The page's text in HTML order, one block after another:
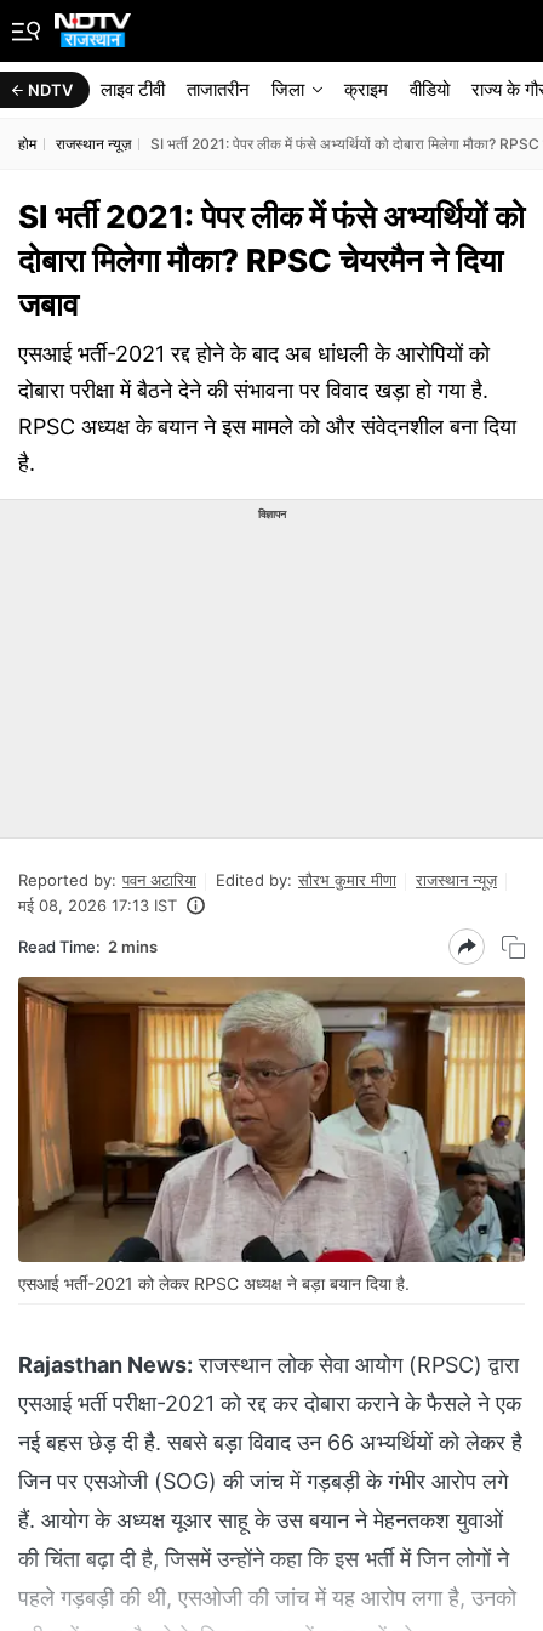
NDTV लाइव टीवी ताजातरीन जिला क्राइम वीडियो राज्‍य के
होम राजस्थान न्यूज़ SI भर्ती 2021: पेपर लीक में फंसे अभ्यर्थियों को दोबारा मिलेगा मौका?
SI भर्ती 2021: पेपर लीक में फंसे अभ्यर्थियों को
दोबारा मिलेगा मौका? RPSC चेयरमैन ने दिया
जबाव
एसआई भर्ती-2021 रद्द होने के बाद अब धांधली के आरोपियों को
दोबारा परीक्षा में बैठने देने की संभावना पर विवाद खड़ा हो गया है.
RPSC अध्यक्ष के बयान ने इस मामले को और संवेदनशील बना दिया
है.
विज्ञापन
Reported by: पवन अटारिया Edited by: सौरभ कुमार मीणा
राजस्थान न्यूज़
मई 08, 2026 17:13 IST
Read Time: 2 mins
एसआई भर्ती-2021 को लेकर RPSC अध्यक्ष ने बड़ा बयान दिया है.
Rajasthan News: राजस्थान लोक सेवा आयोग (RPSC) द्वारा
एसआई भर्ती परीक्षा-2021 को रद्द कर दोबारा कराने के फैसले ने एक
नई बहस छेड़ दी है. सबसे बड़ा विवाद उन 66 अभ्यर्थियों को लेकर है
जिन पर एसओजी (SOG) की जांच में गड़बड़ी के गंभीर आरोप लगे
हैं. आयोग के अध्यक्ष यूआर साहू के उस बयान ने मेहनतकश युवाओं
की चिंता बढ़ा दी है, जिसमें उन्होंने कहा कि इस भर्ती में जिन लोगों ने
पहले गड़बड़ी की थी, एसओजी की जांच में यह आरोप लगा है, उनको